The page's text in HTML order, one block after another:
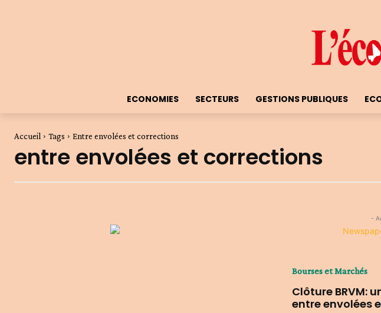
ECONOMIES SECTEURS GESTIONS PUBLIQUES
Accueil Tags Entre envolées et corrections
entre envolées et corrections
-
Bourses et Marchés
Clôture BRVM:
entre envolées